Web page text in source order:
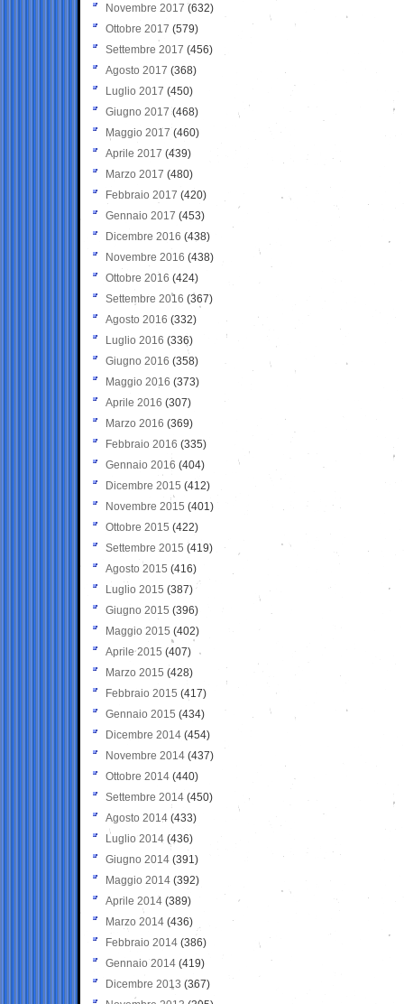
Novembre 2017 (632)
Ottobre 2017 (579)
Settembre 2017 (456)
Agosto 2017 (368)
Luglio 2017 (450)
Giugno 2017 (468)
Maggio 2017 (460)
Aprile 2017 (439)
Marzo 2017 (480)
Febbraio 2017 (420)
Gennaio 2017 (453)
Dicembre 2016 (438)
Novembre 2016 (438)
Ottobre 2016 (424)
Settembre 2016 (367)
Agosto 2016 (332)
Luglio 2016 (336)
Giugno 2016 (358)
Maggio 2016 (373)
Aprile 2016 (307)
Marzo 2016 (369)
Febbraio 2016 (335)
Gennaio 2016 (404)
Dicembre 2015 (412)
Novembre 2015 (401)
Ottobre 2015 (422)
Settembre 2015 (419)
Agosto 2015 (416)
Luglio 2015 (387)
Giugno 2015 (396)
Maggio 2015 (402)
Aprile 2015 (407)
Marzo 2015 (428)
Febbraio 2015 (417)
Gennaio 2015 (434)
Dicembre 2014 (454)
Novembre 2014 (437)
Ottobre 2014 (440)
Settembre 2014 (450)
Agosto 2014 (433)
Luglio 2014 (436)
Giugno 2014 (391)
Maggio 2014 (392)
Aprile 2014 (389)
Marzo 2014 (436)
Febbraio 2014 (386)
Gennaio 2014 (419)
Dicembre 2013 (367)